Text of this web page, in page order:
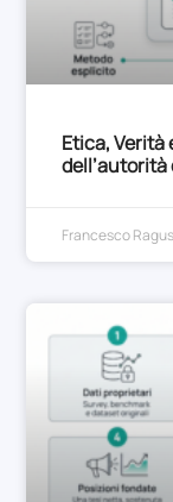
Etica, Verità
dell’autorità
Francesco